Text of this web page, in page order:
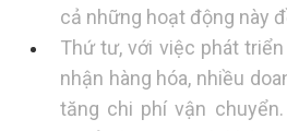
cả những hoạt động này
Thứ tư, với việc phát
nhận hàng hóa, nhiều
tăng chi phí vận